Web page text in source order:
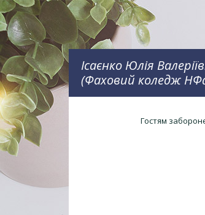
Ісаєнко Юлія
(Фаховий коледж
Гостям